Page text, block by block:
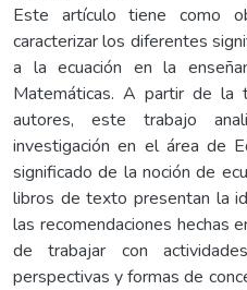
Este artículo tiene como
caracterizar los diferentes
a la ecuación en la
Matemáticas. A partir de
autores, este trabajo
investigación en el área de
significado de la noción de
libros de texto presentan la
las recomendaciones hechas
de trabajar con
perspectivas y formas de